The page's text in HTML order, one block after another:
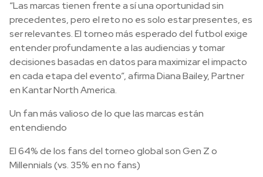
“Las marcas tienen frente a sí una oportunidad sin
precedentes, pero el reto no es solo estar presentes, es
ser relevantes. El torneo más esperado del futbol exige
entender profundamente a las audiencias y tomar
decisiones basadas en datos para maximizar el impacto
en cada etapa del evento”, afirma Diana Bailey, Partner
en Kantar North America.
Un fan más valioso de lo que las marcas están
entendiendo
El 64% de los fans del torneo global son Gen Z o
Millennials (vs. 35% en no fans)